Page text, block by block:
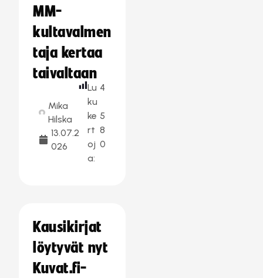
MM-
kultavalmen
taja kertaa
taivaltaan
Mika
Hilska
13.07.2
026
Lu
ku
ke
rt
oj
a:
4
5
8
0
Kausikirjat
löytyvät nyt
Kuvat.fi-